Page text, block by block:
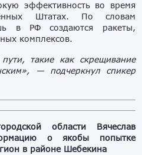
эффективность во время
Штатах. По словам
в РФ создаются ракеты,
комплексов.
такие как скрещивание
— подчеркнул спикер
области Вячеслав
о якобы попытке
в районе Шебекина